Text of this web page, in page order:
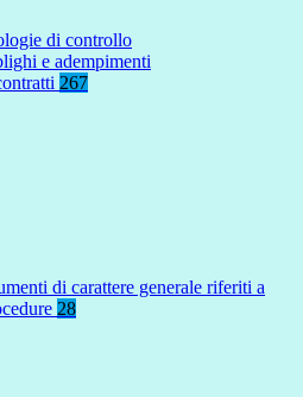
di controllo
e adempimenti
267
di carattere generale riferiti a
28